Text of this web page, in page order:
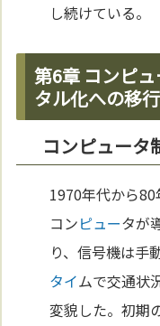
し続けている。
第6章 コンピ
タル化への移行
コンピュータ
1970年代から
コンピュータが
り、信号機は手
タイムで交通状
変貌した。初期